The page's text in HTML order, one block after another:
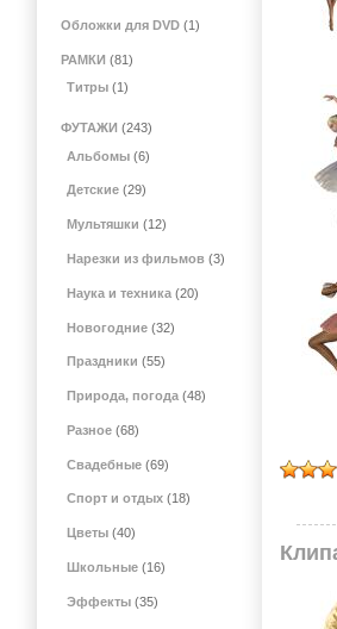
Обложки для DVD(1)
РАМКИ (81)
Титры (1)
ФУТАЖИ (243)
Альбомы (6)
Детские (29)
Мультяшки (12)
Нарезки из фильмов (3)
Наука и техника (20)
Новогодние (32)
Праздники (55)
Природа, погода (48)
Разное (68)
Свадебные (69)
Спорт и отдых (18)
Цветы (40)
Школьные (16)
Эффекты (35)